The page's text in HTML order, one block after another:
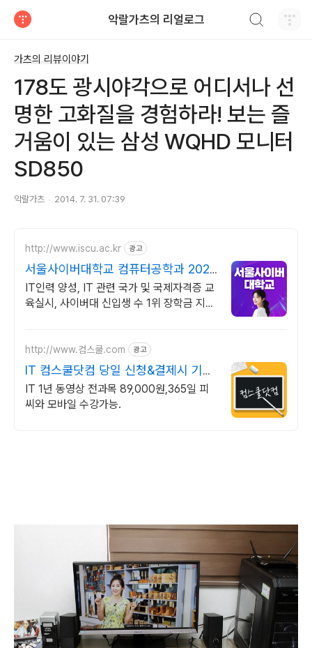
악랄가츠의 리얼로그
가츠의 리뷰이야기
178도 광시야각으로 어디서나 선
명한 고화질을 경험하라! 보는 즐
거움이 있는 삼성 WQHD 모니터
SD850
악랄가츠 2014. 7. 31. 07:39
http://www.iscu.ac.kr 광고
서울사이버대학교 컴퓨터공학과 2026
가을학기 신편입생
IT인력 양성, IT 관련 국가 및 국제자격증 교
육실시, 사이버대 신입생 수 1위 장학금 지급
http://www.컴스쿨.com 광고
IT 컴스쿨닷컴 당일 신청&결제시 기프
티콘!
IT 1년 동영상 전과목 89,000원,365일 피
씨와 모바일 수강가능.